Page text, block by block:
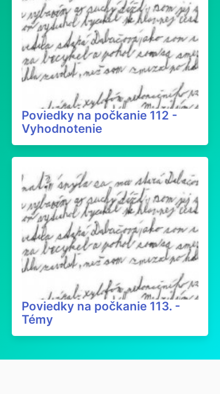
Poviedky na počkanie 112 -
Vyhodnotenie
Poviedky na počkanie 113. -
Témy